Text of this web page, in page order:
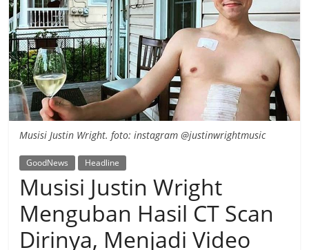
Musisi Justin Wright. foto: instagram @justinwrightmusic
GoodNews Headline
Musisi Justin Wright
Menguban Hasil CT Scan
Dirinya, Menjadi Video